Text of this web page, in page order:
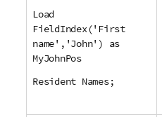
Load
FieldIndex('First
name','John') as
MyJohnPos
Resident Names;